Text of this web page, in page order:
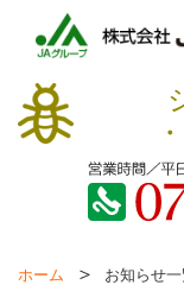
ホーム お知らせ一